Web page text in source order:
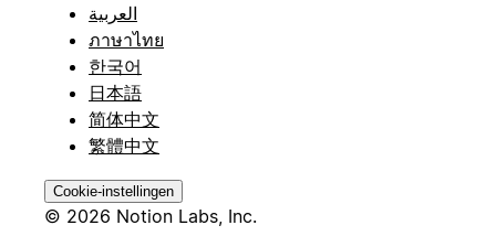
العربية
ภาษาไทย
한국어
日本語
简体中文
繁體中文
Cookie-instellingen
© 2026 Notion Labs, Inc.